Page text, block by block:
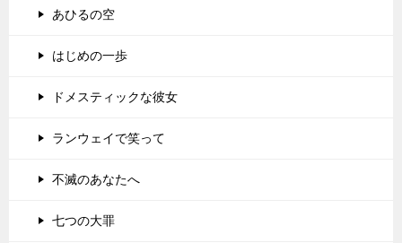
あひるの空
はじめの一歩
ドメスティックな彼女
ランウェイで笑って
不滅のあなたへ
七つの大罪